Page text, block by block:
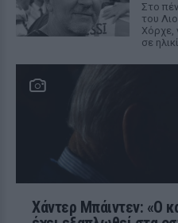
Στο
του
Χόρχε,
σε
Χάντερ Μπάιντεν: «Ο